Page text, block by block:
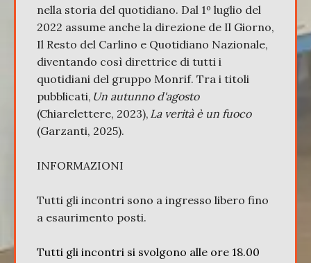
nella storia del quotidiano. Dal 1º luglio del
2022 assume anche la direzione de Il Giorno,
Il Resto del Carlino e Quotidiano Nazionale,
diventando così direttrice di tutti i
quotidiani del gruppo Monrif. Tra i titoli
pubblicati, Un autunno d'agosto
(Chiarelettere, 2023), La verità è un fuoco
(Garzanti, 2025).
INFORMAZIONI
Tutti gli incontri sono a ingresso libero fino
a esaurimento posti.
Tutti gli incontri si svolgono alle ore 18.00